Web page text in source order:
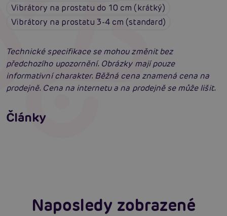
Vibrátory na prostatu do 10 cm (krátký)
Vibrátory na prostatu 3-4 cm (standard)
Technické specifikace se mohou změnit bez
předchozího upozornění. Obrázky mají pouze
informativní charakter. Běžná cena znamená cena na
prodejně. Cena na internetu a na prodejně se může lišit.
Články
Příprava na anální sex: Tipy krok za krokem
Číst více
Masáž prostaty, poskytuje úlevu i vzrušení
Naposledy zobrazené